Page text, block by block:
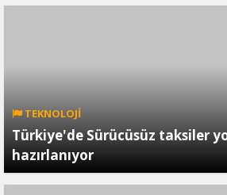
TEKNOLOJİ
Türkiye'de Sürücüsüz taksiler
hazırlanıyor